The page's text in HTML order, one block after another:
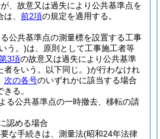
、故意又は過失により公共基準点を
、 前2項の規定を適用する。
公共基準点の測量標を設置する工事
う。)は、原則として工事施工者等
3項の故意又は過失により公共基準
者をいう。以下同じ。)が行わなけれ
次の各号のいずれかに該当する場合
る。
る公共基準点の一時撤去、移転の請
認める場合
な手続きは、測量法(昭和24年法律